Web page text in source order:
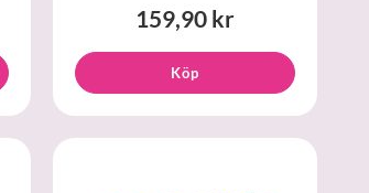
159,90 kr
Köp